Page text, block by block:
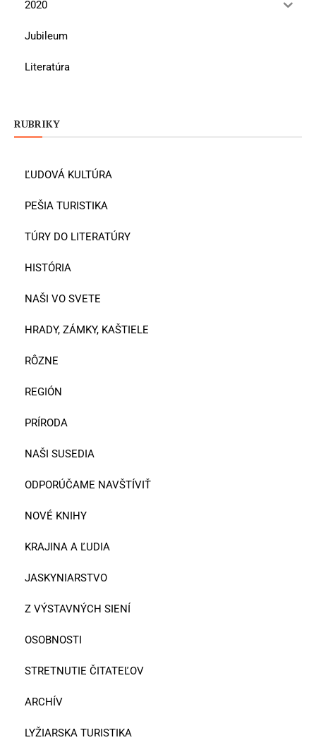
2020
Jubileum
Literatúra
RUBRIKY
ĽUDOVÁ KULTÚRA
PEŠIA TURISTIKA
TÚRY DO LITERATÚRY
HISTÓRIA
NAŠI VO SVETE
HRADY, ZÁMKY, KAŠTIELE
RÔZNE
REGIÓN
PRÍRODA
NAŠI SUSEDIA
ODPORÚČAME NAVŠTÍVIŤ
NOVÉ KNIHY
KRAJINA A ĽUDIA
JASKYNIARSTVO
Z VÝSTAVNÝCH SIENÍ
OSOBNOSTI
STRETNUTIE ČITATEĽOV
ARCHÍV
LYŽIARSKA TURISTIKA